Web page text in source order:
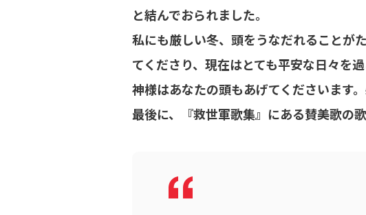
と結んでおられました。
私にも厳しい冬、頭をうなだれることが
てくださり、現在はとても平安な日々を過
神様はあなたの頭もあげてくださいます
最後に、『救世軍歌集』にある賛美歌の歌